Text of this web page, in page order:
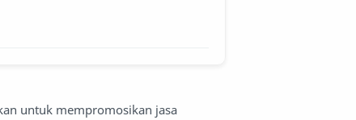
untuk mempromosikan jasa